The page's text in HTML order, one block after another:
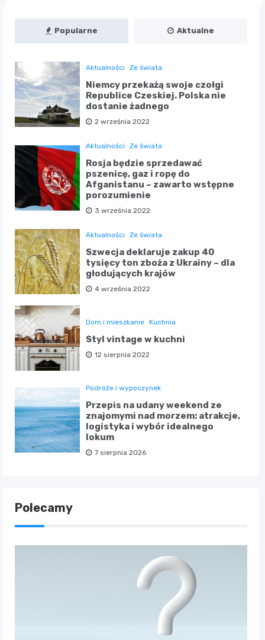
Popularne Aktualne
Aktualności Ze świata
Niemcy przekażą swoje czołgi
Republice Czeskiej. Polska nie
dostanie żadnego
2 września 2022
Aktualności Ze świata
Rosja będzie sprzedawać
pszenicę, gaz i ropę do
Afganistanu – zawarto wstępne
porozumienie
3 września 2022
Aktualności Ze świata
Szwecja deklaruje zakup 40
tysięcy ton zboża z Ukrainy – dla
głodujących krajów
4 września 2022
Dom i mieszkanie Kuchnia
Styl vintage w kuchni
12 sierpnia 2022
Podróże i wypoczynek
Przepis na udany weekend ze
znajomymi nad morzem: atrakcje,
logistyka i wybór idealnego
lokum
7 sierpnia 2026
Polecamy